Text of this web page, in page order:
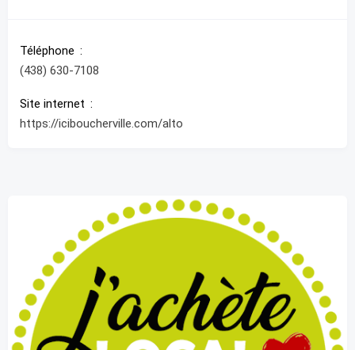
Téléphone
(438) 630-7108
Site internet
https://iciboucherville.com/alto